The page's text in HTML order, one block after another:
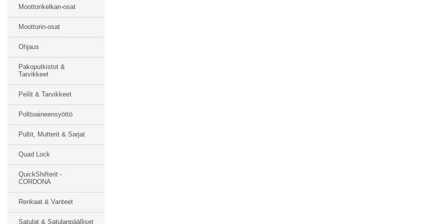
Moottorikelkan-osat
Moottorin-osat
Ohjaus
Pakoputkistot &
Tarvikkeet
Peilit & Tarvikkeet
Polttoaineensyöttö
Pultit, Mutterit & Sarjat
Quad Lock
QuickShifterit -
CORDONA
Renkaat & Vanteet
Satulat & Satulanpäälliset